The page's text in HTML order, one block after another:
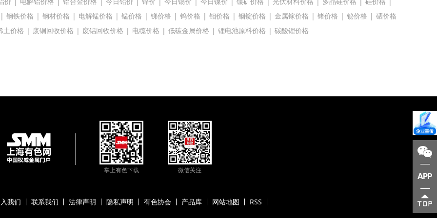
| 钢铁价格 | 钢材价格 | 电解锰价格 | 锰价格 | 锑价格 | 钨价格 | 钼价格 | 铟锭价格 | 金属镓价格 | 锗价格 | 铋价格 | 硒价格
土价格 | 废铜回收价格 | 废铝回收价格 | 电缆价格 | 低碳金属价格 | 锂电池原料价格 | 碳酸锂价格
掌上有色下载 微信关注
我们 联系我们 法律声明 隐私声明 有色协会 产品库 网站地图 RSS